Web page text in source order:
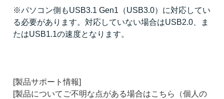
※パソコン側もUSB3.1 Gen1（USB3.0）に対応してい
る必要があります。対応していない場合はUSB2.0、ま
たはUSB1.1の速度となります。
[製品サポート情報]
[製品についてご不明な点がある場合はこちら（個人の